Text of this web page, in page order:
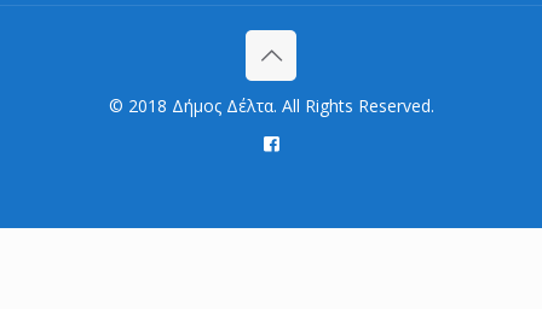
© 2018 Δήμος Δέλτα. All Rights Reserved.